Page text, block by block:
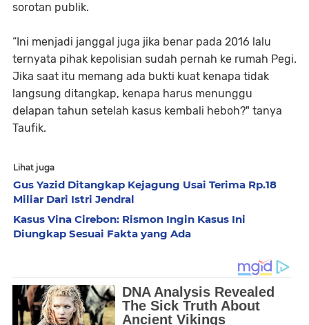
sorotan publik.
“Ini menjadi janggal juga jika benar pada 2016 lalu
ternyata pihak kepolisian sudah pernah ke rumah Pegi.
Jika saat itu memang ada bukti kuat kenapa tidak
langsung ditangkap, kenapa harus menunggu
delapan tahun setelah kasus kembali heboh?" tanya
Taufik.
Lihat juga
Gus Yazid Ditangkap Kejagung Usai Terima Rp.18
Miliar Dari Istri Jendral
Kasus Vina Cirebon: Rismon Ingin Kasus Ini
Diungkap Sesuai Fakta yang Ada